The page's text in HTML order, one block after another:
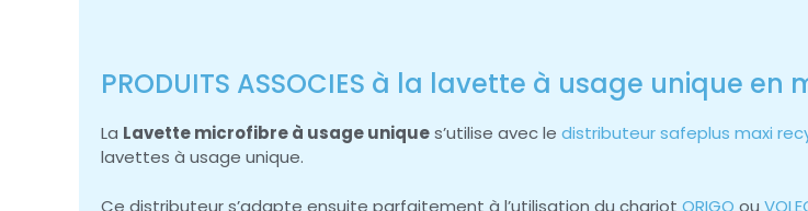
PRODUITS ASSOCIES à la lavette à usage unique en
La Lavette microfibre à usage uniques’utilise avec le distributeur safeplus maxi
lavettes à usage unique.
Ce distributeur s’adapte ensuite parfaitement à l’utilisation du chariot ORIGO ou